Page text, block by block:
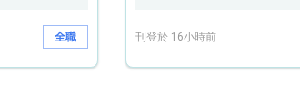
全職 刊登於 16小時前